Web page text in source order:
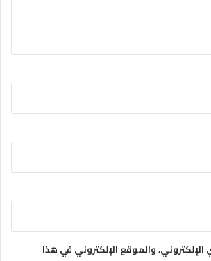
والموقع الإلكتروني في هذا